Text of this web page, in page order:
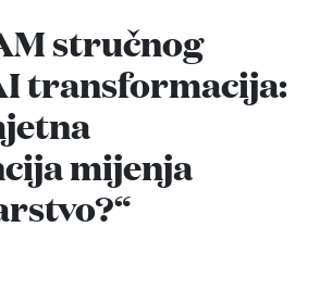
Info
Događaji
Projekti
stručnog
transformacija:
mijenja